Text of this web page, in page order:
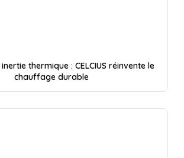
thermique : CELCIUS réinvente le
chauffage durable